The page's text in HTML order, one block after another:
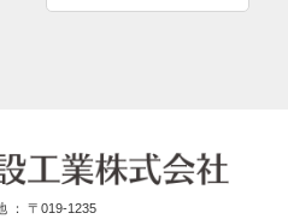
： 〒019-1235